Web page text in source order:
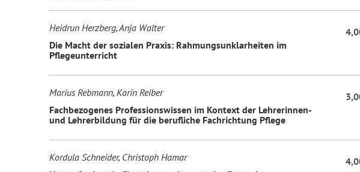
Heidrun Herzberg, Anja Walter
Die Macht der sozialen Praxis: Rahmungsunklarheiten im
Pflegeunterricht
Marius Rebmann, Karin Reiber
Fachbezogenes Professionswissen im Kontext der Lehrerinnen-
und Lehrerbildung für die berufliche Fachrichtung Pflege
Kordula Schneider, Christoph Hamar